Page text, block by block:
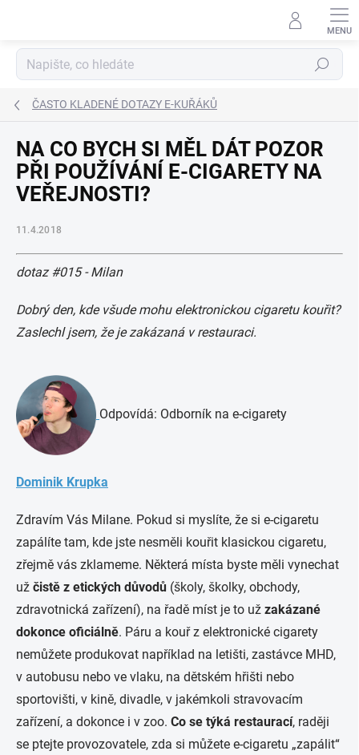
Hledat
ČASTO KLADENÉ DOTAZY E-KUŘÁKŮ
NA CO BYCH SI MĚL DÁT POZOR
PŘI POUŽÍVÁNÍ E-CIGARETY NA
VEŘEJNOSTI?
11.4.2018
dotaz #015 - Milan
Dobrý den, kde všude mohu elektronickou cigaretu kouřit?
Zaslechl jsem, že je zakázaná v restauraci.
Odpovídá: Odborník na e-cigarety
Dominik Krupka
Zdravím Vás Milane. Pokud si myslíte, že si e-cigaretu
zapálíte tam, kde jste nesměli kouřit klasickou cigaretu,
zřejmě vás zklameme. Některá místa byste měli vynechat
už čistě z etických důvodů (školy, školky, obchody,
zdravotnická zařízení), na řadě míst je to už zakázané
dokonce oficiálně. Páru a kouř z elektronické cigarety
nemůžete produkovat například na letišti, zastávce MHD,
v autobusu nebo ve vlaku, na dětském hřišti nebo
sportovišti, v kině, divadle, v jakémkoli stravovacím
zařízení, a dokonce i v zoo. Co se týká restaurací, raději
se ptejte provozovatele, zda si můžete e-cigaretu „zapálit“